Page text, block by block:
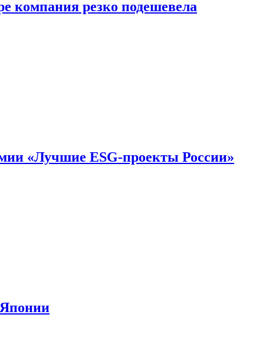
компания резко подешевела
«Лучшие ESG-проекты России»